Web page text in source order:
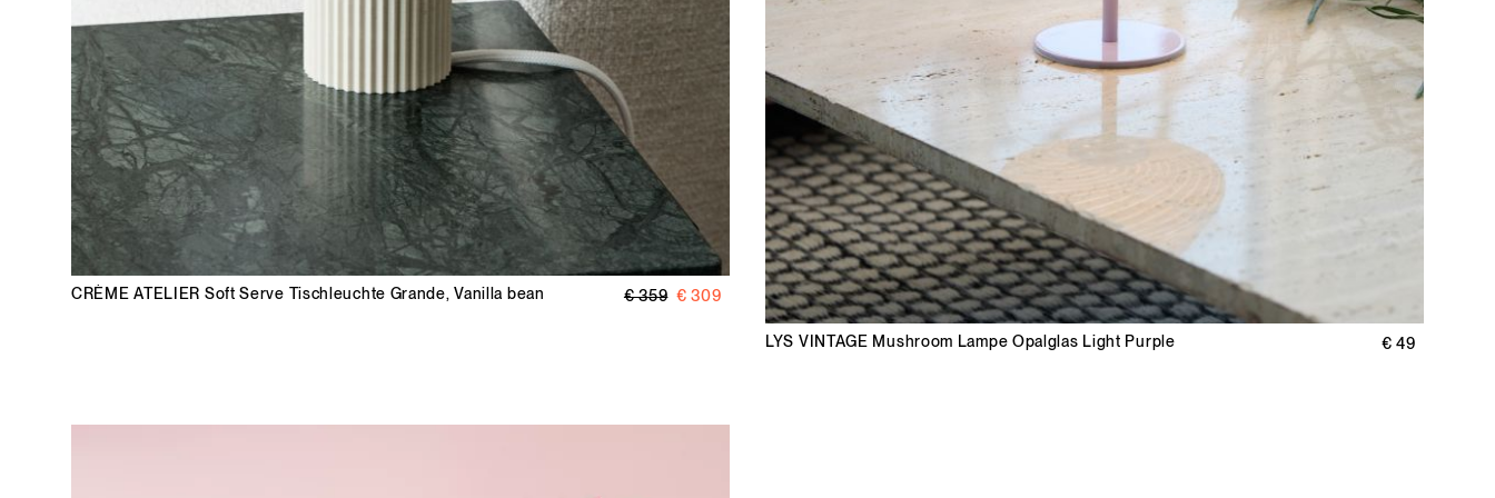
CRÈME ATELIER Soft Serve Tischleuchte Grande, Vanilla bean € 359 € 309
LYS VINTAGE Mushroom Lampe Opalglas Light Purple € 49